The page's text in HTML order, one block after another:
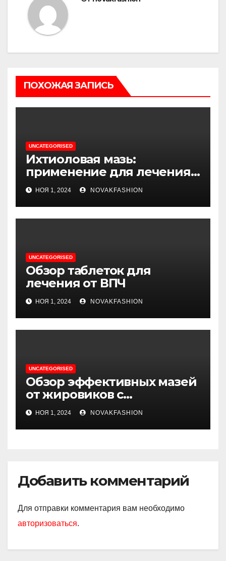
ПОХОЖАЯ ЗАПИСЬ
UNCATEGORISED
Ихтиоловая мазь:
применение для лечения
фурункулов
НОЯ 1, 2024 NOVAKFASHION
UNCATEGORISED
Обзор таблеток для
лечения от ВПЧ
НОЯ 1, 2024 NOVAKFASHION
UNCATEGORISED
Обзор эффективных мазей
от жировиков с
рассасывающим эффектом
НОЯ 1, 2024 NOVAKFASHION
Добавить комментарий
Для отправки комментария вам необходимо
авторизоваться.